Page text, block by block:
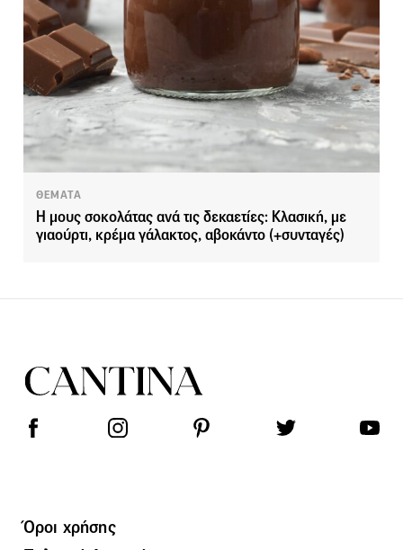
ΘΕΜΑΤΑ
Η μους σοκολάτας ανά τις δεκαετίες: Κλασική, με
γιαούρτι, κρέμα γάλακτος, αβοκάντο (+συνταγές)
Όροι χρήσης